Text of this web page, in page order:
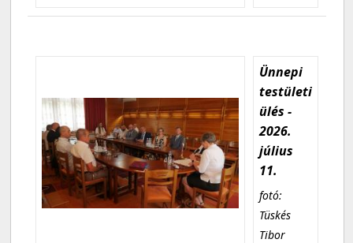
Ünnepi
testületi
ülés -
2026.
július
11.
fotó:
Tüskés
Tibor